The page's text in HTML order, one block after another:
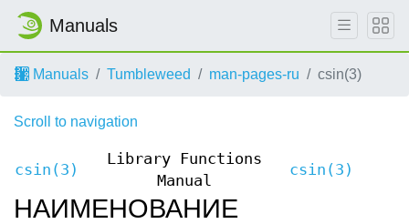
Manuals
Manuals Tumbleweed man-pages-ru csin(3)
Scroll to navigation
csin(3)
Library Functions
Manual
csin(3)
НАИМЕНОВАНИЕ